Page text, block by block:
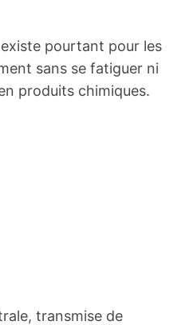
pourtant pour les
sans se fatiguer ni
produits chimiques.
transmise de